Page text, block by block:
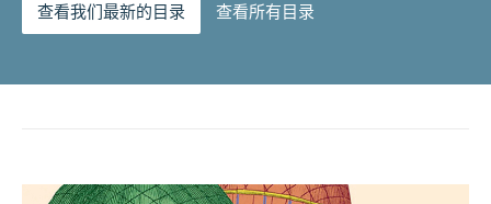
查看我们最新的目录 查看所有目录